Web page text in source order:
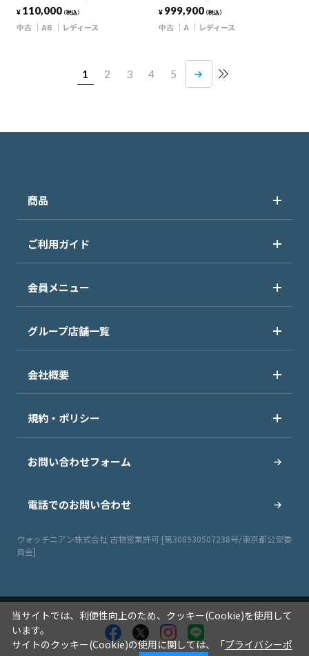
¥ 110,000（税込）
中古 AB レディース
¥ 999,900（税込）
中古 A レディース
1 2 3 4 5
商品
ご利用ガイド
会員メニュー
グループ店舗一覧
会社概要
規約・ポリシー
お問い合わせフォーム
電話でのお問い合わせ
ウォッチニアン株式会社 古物営業許可 [第308930507238号/東京都公安委
員会]
当サイトでは、利便性向上のため、クッキー(Cookie)を使用して
います。
サイトのクッキー(Cookie)の使用に関しては、「プライバシーポ